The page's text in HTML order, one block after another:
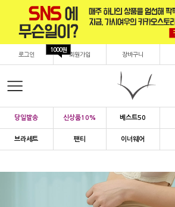
로그인 회원가입
1000원
장바구니
당일발송 신상품10% 베스트50
브라세트 팬티 이너웨어